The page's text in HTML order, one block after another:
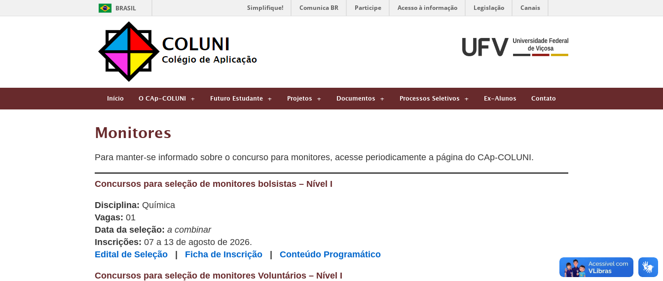
BRASIL Simplifique! Comunica BR Participe Acesso à informação Legislação Canais
Início O CAp-COLUNI Futuro Estudante Projetos Documentos Processos Seletivos Ex-Alunos Contato
Monitores
Para manter-se informado sobre o concurso para monitores, acesse periodicamente a página do CAp-COLUNI.
Concursos para seleção de monitores bolsistas – Nível I
Disciplina: Química
Vagas: 01
Data da seleção: a combinar
Inscrições: 07 a 13 de agosto de 2026.
Edital de Seleção
Ficha de Inscrição Conteúdo Programático
Concursos para seleção de monitores Voluntários – Nível I